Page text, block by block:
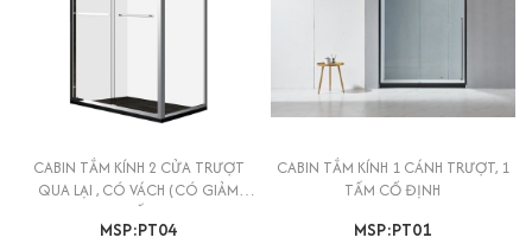
CABIN TẮM KÍNH 2 CỬA TRƯỢT
QUA LẠI , CÓ VÁCH (CÓ GIẢM
CHẤN)
MSP:PT04
CABIN TẮM KÍNH 1 CÁNH TRƯỢT, 1
TẤM CỐ ĐỊNH
MSP:PT01